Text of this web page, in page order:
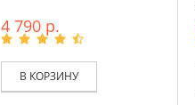
4 790 р.
В КОРЗИНУ